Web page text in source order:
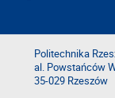
Politechnika
al. Powstańców
35-029 Rzeszów